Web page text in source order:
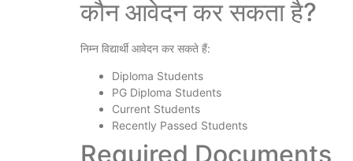
कौन आवेदन कर सकता है?
निम्न विद्यार्थी आवेदन कर सकते हैं:
Diploma Students
PG Diploma Students
Current Students
Recently Passed Students
Required Documents